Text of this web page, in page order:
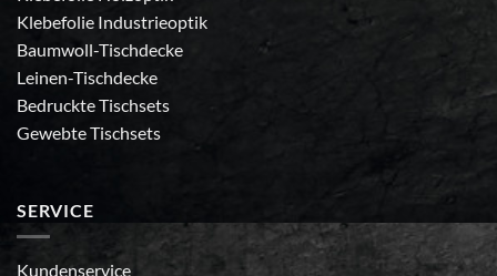
Klebefolie Industrieoptik
Baumwoll-Tischdecke
Leinen-Tischdecke
Bedruckte Tischsets
Gewebte Tischsets
SERVICE
Kundenservice